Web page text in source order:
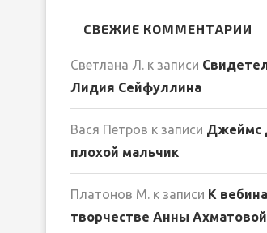
СВЕЖИЕ КОММЕНТАРИИ
Светлана Л. к записи
Лидия Сейфуллина
Вася Петров к записи Джеймс
плохой мальчик
Платонов М. к записи К
творчестве Анны Ахматовой